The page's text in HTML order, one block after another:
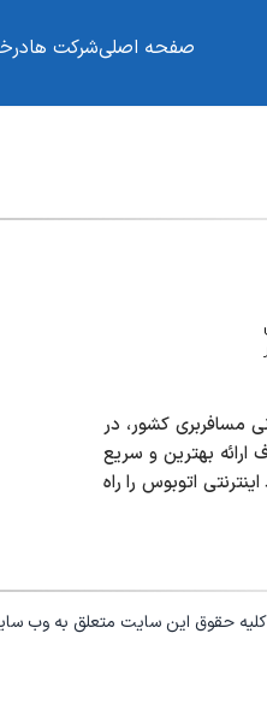
صفحه اصلیشرکت ها
مسافربری کشور، در
بهترین و سریع
اتوبوس را راه
کلیه حقوق این سایت متعلق به وب